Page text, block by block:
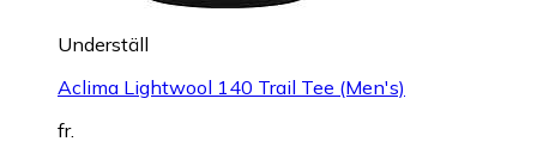
Underställ
Aclima Lightwool 140 Trail Tee (Men's)
fr.